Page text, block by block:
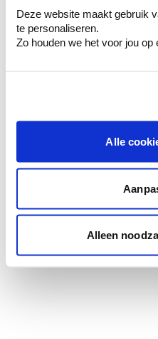
Deze website maakt gebruik
te personaliseren.
Zo houden we het voor jou
Alle
Alleen
Krijg persoonlijk
combineren.
Krijg kleuradvies
en je meubels.
Krijg ineens een